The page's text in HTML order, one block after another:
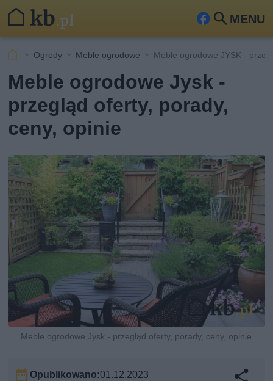
MENU
Fa
ook
Szu
kaj
Ogrody Meble ogrodowe Meble ogrodowe JYSK -
Meble ogrodowe Jysk -
przegląd oferty, porady,
ceny, opinie
Meble ogrodowe Jysk - przegląd oferty, porady, ceny, opinie
Opublikowano:01.12.2023